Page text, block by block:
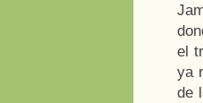
el
ya
de